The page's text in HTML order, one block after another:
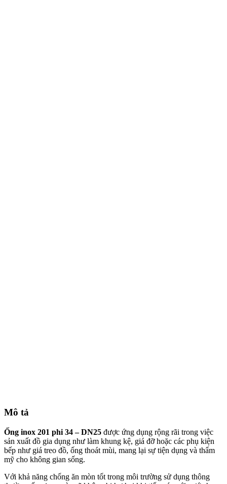
Mô tả
Ống inox 201 phi 34 – DN25 được ứng dụng rộng rãi trong việc
sản xuất đồ gia dụng như làm khung kệ, giá đỡ hoặc các phụ kiện
bếp như giá treo đồ, ống thoát mùi, mang lại sự tiện dụng và thẩm
mỹ cho không gian sống.
Với khả năng chống ăn mòn tốt trong môi trường sử dụng thông